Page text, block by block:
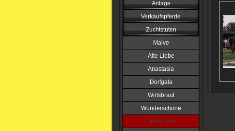
Anlage
Verkaufspferde
Zuchtstuten
Malve
Alte Liebe
Anastasia
Dorfgala
Wirtsbraut
Wunderschöne
Marschfee